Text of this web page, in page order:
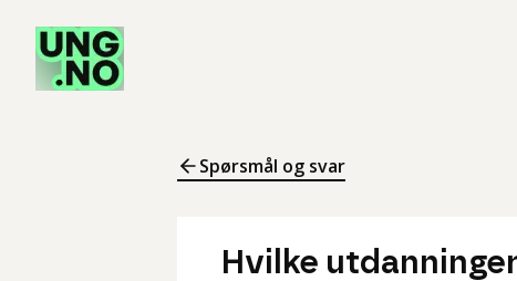
Spørsmål og svar
Hvilke